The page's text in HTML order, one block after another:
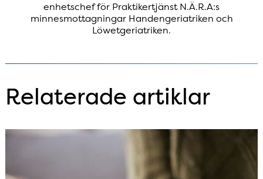
enhetschef för Praktikertjänst N.Ä.R.A:s
minnesmottagningar Handengeriatriken och
Löwetgeriatriken.
Relaterade artiklar